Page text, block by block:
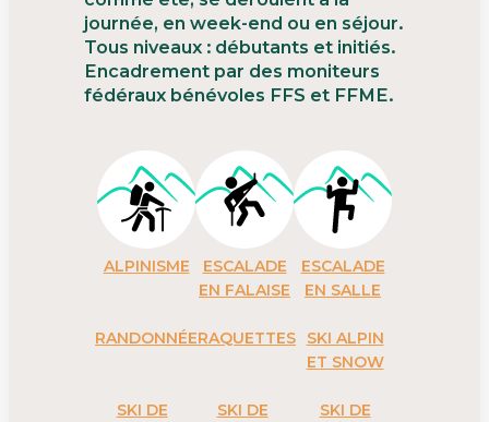
journée, en week-end ou en séjour.
Tous niveaux : débutants et initiés.
Encadrement par des moniteurs
fédéraux bénévoles FFS et FFME.
ALPINISME
ESCALADE
EN FALAISE
ESCALADE
EN SALLE
RANDONNÉERAQUETTES
SKI ALPIN
ET SNOW
SKI DE
SKI DE
SKI DE